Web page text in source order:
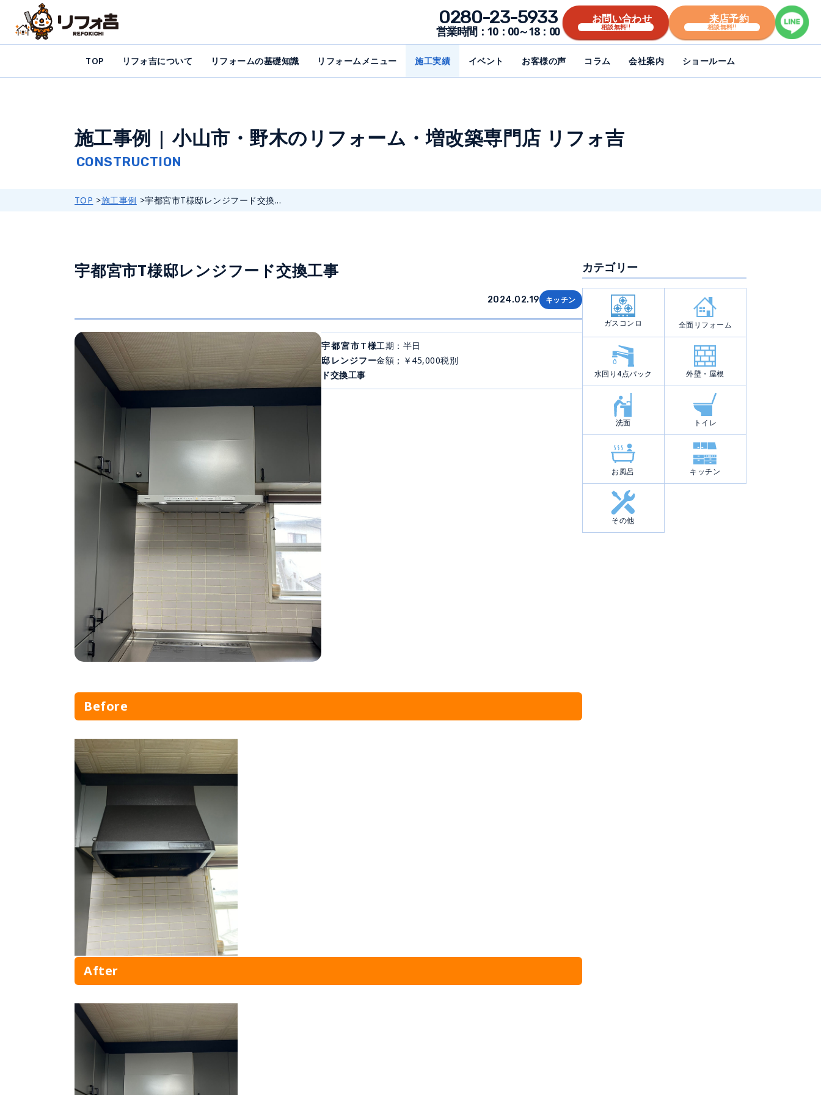
0280-23-5933
営業時間：10：00～18：00
お問い合わせ
相談無料!!
来店予約
相談無料!!
TOP リフォ吉について リフォームの基礎知識 リフォームメニュー 施工実績 イベント お客様の声 コラム 会社案内 ショールーム
施工事例 | 小山市・野木のリフォーム・増改築専門店 リフォ吉
TOP 施工事例 宇都宮市T様邸レンジフード交換...
宇都宮市T様邸レンジフード交換工事
2024.02.19 キッチン
宇都宮市T様
邸レンジフー
ド交換工事
工期：半日
金額；￥45,000税別
Before
After
カテゴリー
ガスコンロ 全面リフォーム
水回り4点パック 外壁・屋根
洗面 トイレ
お風呂 キッチン
その他